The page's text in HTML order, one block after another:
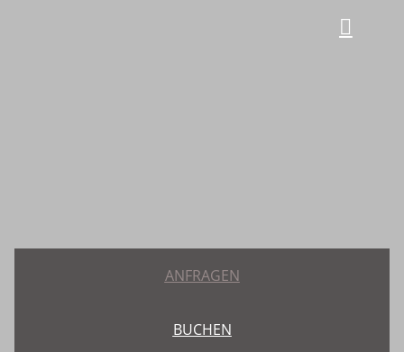
ANFRAGEN
BUCHEN